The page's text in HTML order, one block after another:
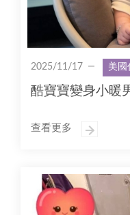
2025/11/17 美國
酷寶寶變身小暖
查看更多